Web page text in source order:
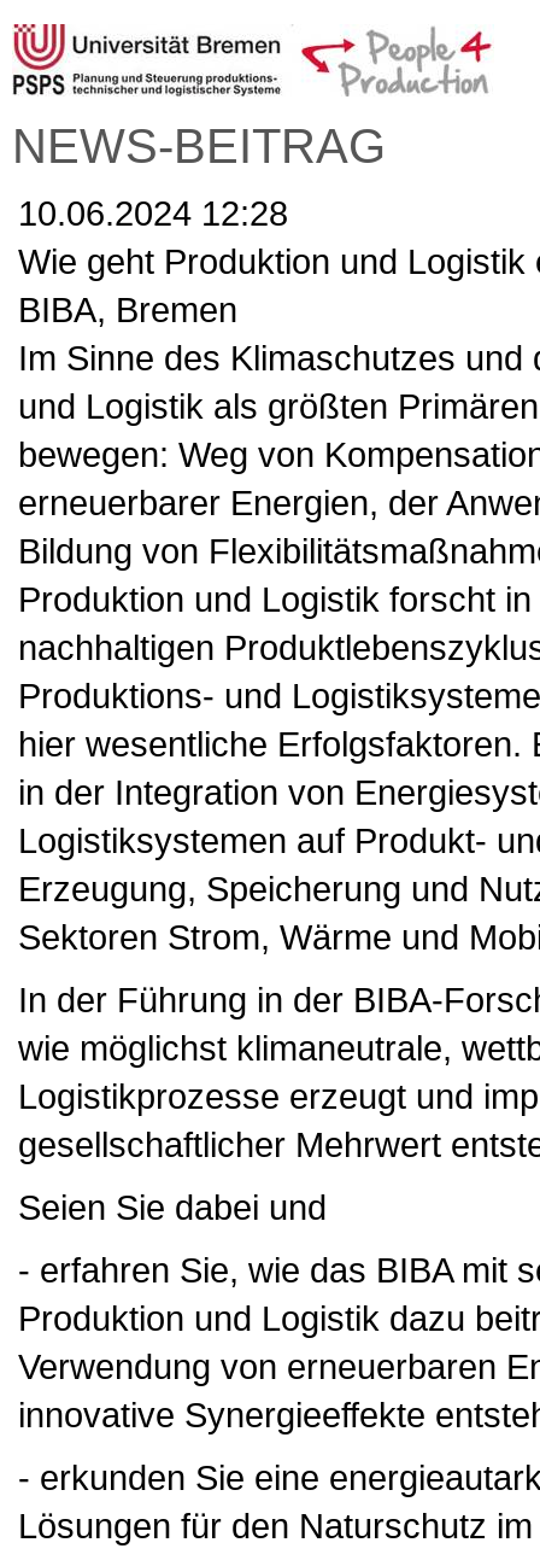
NEWS-BEITRAG
10.06.2024 12:28
Wie geht Produktion und Logistik
BIBA, Bremen
Im Sinne des Klimaschutzes
und Logistik als größten
bewegen: Weg von
erneuerbarer Energien, der
Bildung von
Produktion und Logistik forscht
nachhaltigen
Produktions- und
hier wesentliche
in der Integration von
Logistiksystemen auf Produkt-
Erzeugung, Speicherung und
Sektoren Strom, Wärme und
In der Führung in der BIBA-
wie möglichst klimaneutrale,
Logistikprozesse erzeugt und
gesellschaftlicher Mehrwert
Seien Sie dabei und
- erfahren Sie, wie das BIBA mit
Produktion und Logistik dazu
Verwendung von erneuerbaren
innovative Synergieeffekte
- erkunden Sie eine
Lösungen für den Naturschutz